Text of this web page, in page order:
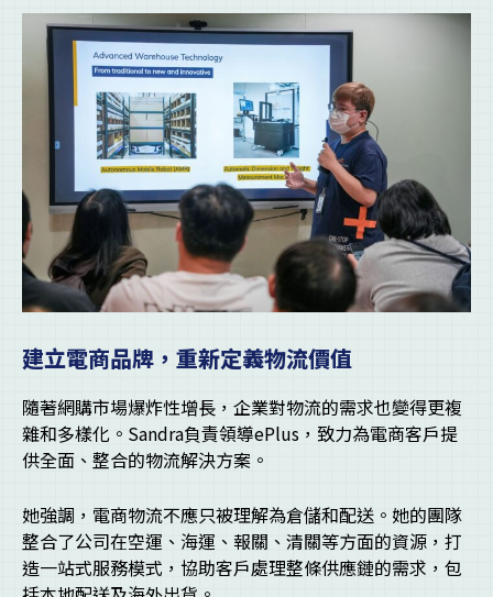
建立電商品牌，重新定義物流價值
隨著網購市場爆炸性增長，企業對物流的需求也變得更複
雜和多樣化。Sandra負責領導ePlus，致力為電商客戶提
供全面、整合的物流解決方案。
她強調，電商物流不應只被理解為倉儲和配送。她的團隊
整合了公司在空運、海運、報關、清關等方面的資源，打
造一站式服務模式，協助客戶處理整條供應鏈的需求，包